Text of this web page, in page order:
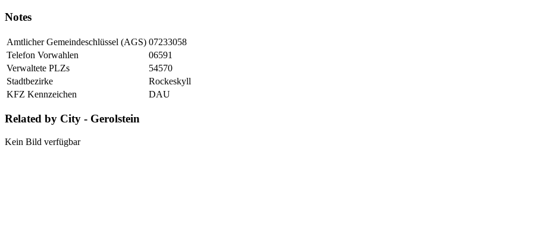
Notes
Amtlicher Gemeindeschlüssel (AGS) 07233058
Telefon Vorwahlen
06591
Verwaltete PLZs
54570
Stadtbezirke
Rockeskyll
KFZ Kennzeichen
DAU
Related by City - Gerolstein
Kein Bild verfügbar